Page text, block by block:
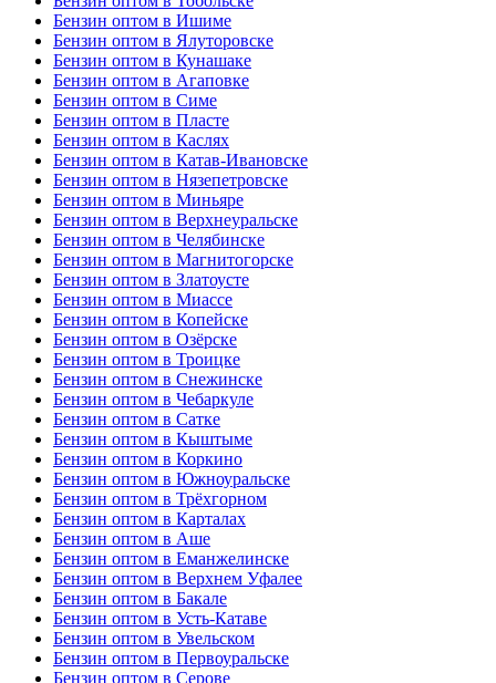
Бензин оптом в Ишиме
Бензин оптом в Ялуторовске
Бензин оптом в Кунашаке
Бензин оптом в Агаповке
Бензин оптом в Симе
Бензин оптом в Пласте
Бензин оптом в Каслях
Бензин оптом в Катав-Ивановске
Бензин оптом в Нязепетровске
Бензин оптом в Миньяре
Бензин оптом в Верхнеуральске
Бензин оптом в Челябинске
Бензин оптом в Магнитогорске
Бензин оптом в Златоусте
Бензин оптом в Миассе
Бензин оптом в Копейске
Бензин оптом в Озёрске
Бензин оптом в Троицке
Бензин оптом в Снежинске
Бензин оптом в Чебаркуле
Бензин оптом в Сатке
Бензин оптом в Кыштыме
Бензин оптом в Коркино
Бензин оптом в Южноуральске
Бензин оптом в Трёхгорном
Бензин оптом в Карталах
Бензин оптом в Аше
Бензин оптом в Еманжелинске
Бензин оптом в Верхнем Уфалее
Бензин оптом в Бакале
Бензин оптом в Усть-Катаве
Бензин оптом в Увельском
Бензин оптом в Первоуральске
Бензин оптом в Серове